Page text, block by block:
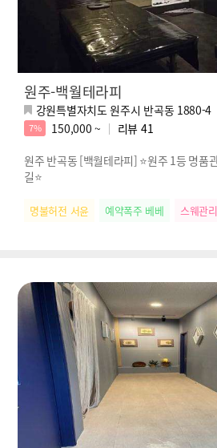
원주-백월테라피
강원특별자치도 원주시 반곡동 1880-4
7% 150,000 ~ 리뷰 41
원주 반곡동 [백월테라피] ⭐원주 1등 명품
길⭐
명불허전 서윤 예약폭주 베베 스웨관